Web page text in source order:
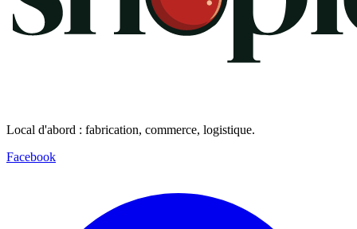
Local d'abord : fabrication, commerce, logistique.
Facebook